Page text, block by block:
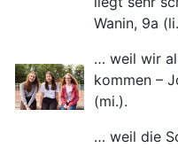
Wanin, 9a
… weil wir
kommen –
(mi.).
… weil die